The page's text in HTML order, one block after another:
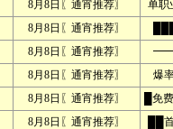
8月8日〖通宵推荐〗
单职
8月8日〖通宵推荐〗
8月8日〖通宵推荐〗
━━
8月8日〖通宵推荐〗
爆
8月8日〖通宵推荐〗
█免
8月8日〖通宵推荐〗
██